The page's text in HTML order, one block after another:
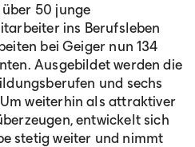
50 junge
ins Berufsleben
bei Geiger nun 134
Ausgebildet werden die
und sechs
weiterhin als attraktiver
entwickelt sich
stetig weiter und nimmt